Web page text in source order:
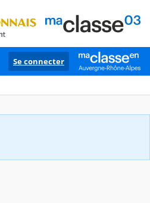
Se connecter